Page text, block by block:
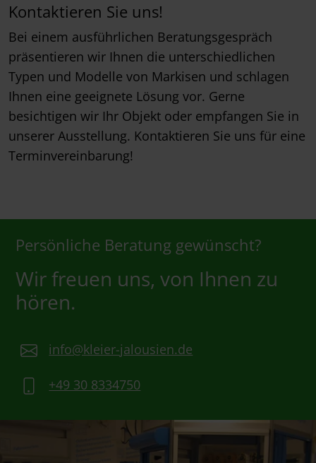
Kontaktieren Sie uns!
Bei einem ausführlichen Beratungsgespräch
präsentieren wir Ihnen die unterschiedlichen
Typen und Modelle von Markisen und schlagen
Ihnen eine geeignete Lösung vor. Gerne
besichtigen wir Ihr Objekt oder empfangen Sie in
unserer Ausstellung. Kontaktieren Sie uns für eine
Terminvereinbarung!
Persönliche Beratung gewünscht?
Wir freuen uns, von Ihnen zu
hören.
info@kleier-jalousien.de
+49 30 8334750